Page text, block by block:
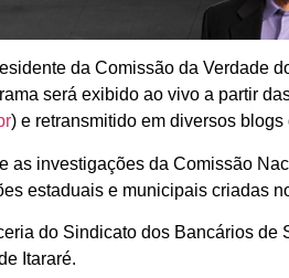
da Comissão da Verdade
será exibido ao vivo a partir
) e retransmitido em diversos
as investigações da Comissão
estaduais e municipais criadas
do Sindicato dos Bancários de
Itararé.